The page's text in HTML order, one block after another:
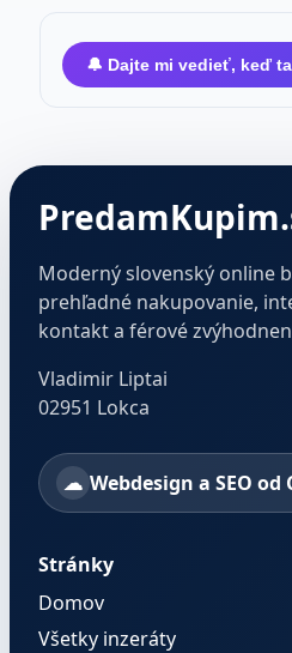
🔔 Dajte mi vedieť, keď
Moderný slovenský online
prehľadné nakupovanie,
kontakt a férové
Vladimir Liptai
02951 Lokca
Webdesign a SEO
Stránky
Domov
Všetky inzeráty